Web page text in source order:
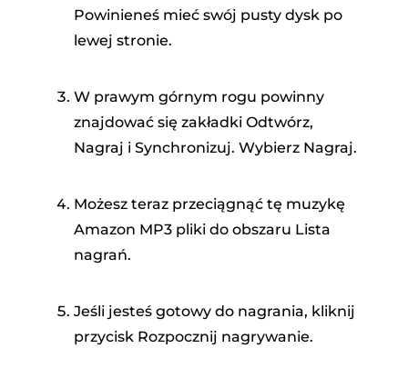
Powinieneś mieć swój pusty dysk po
lewej stronie.
W prawym górnym rogu powinny
znajdować się zakładki Odtwórz,
Nagraj i Synchronizuj. Wybierz Nagraj.
Możesz teraz przeciągnąć tę muzykę
Amazon MP3 pliki do obszaru Lista
nagrań.
Jeśli jesteś gotowy do nagrania, kliknij
przycisk Rozpocznij nagrywanie.